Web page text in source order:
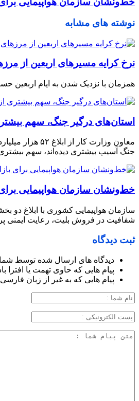
نوشته های مشابه
نرخ کرایه مسیرهای اربعین از
همزمان با نزدیک شدن به ایام اربعین
استان‌های درگیر جنگ، سهم
جنگ آسیب بیشتری دیده‌اند، سهم
خط‌ونشان سازمان هواپیمایی برای
شفافیت در فروش بلیت، رعایت ایمنی
ثبت دیدگاه
دیدگاه های ارسال شده توسط
پیام هایی که حاوی تهمت یا افترا
پیام هایی که به غیر از زبان